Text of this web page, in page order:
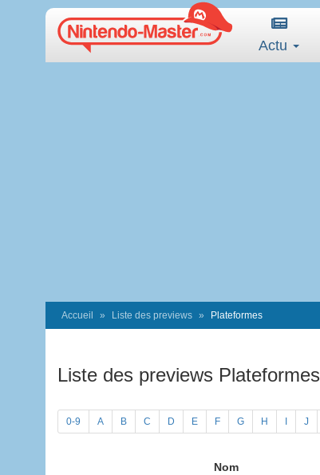
Actu
Accueil Liste des previews Plateformes
Liste des previews Plateformes
0-9 A B C D E F G H J
Nom